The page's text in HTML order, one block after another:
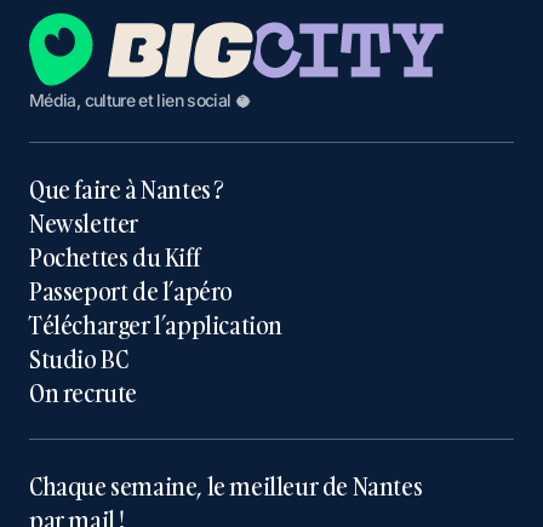
Média, culture et lien social 🥥
Que faire à Nantes ?
Newsletter
Pochettes du Kiff
Passeport de l’apéro
Télécharger l’application
Studio BC
On recrute
Chaque semaine, le meilleur de Nantes
par mail !